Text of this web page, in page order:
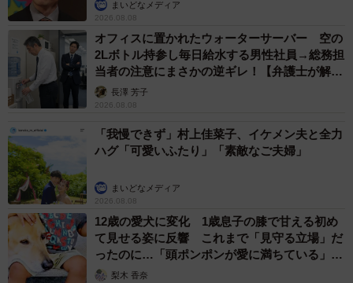
まいどなメディア
2026.08.08
オフィスに置かれたウォーターサーバー 空の
2Lボトル持参し毎日給水する男性社員→総務担
当者の注意にまさかの逆ギレ！【弁護士が解
説】長澤 芳子
2026.08.08
「我慢できず」村上佳菜子、イケメン夫と全力
ハグ「可愛いふたり」「素敵なご夫婦」
まいどなメディア
2026.08.08
12歳の愛犬に変化 1歳息子の膝で甘える初め
て見せる姿に反響 これまで「見守る立場」だ
ったのに…「頭ポンポンが愛に満ちている」
「尊…」
梨木 香奈